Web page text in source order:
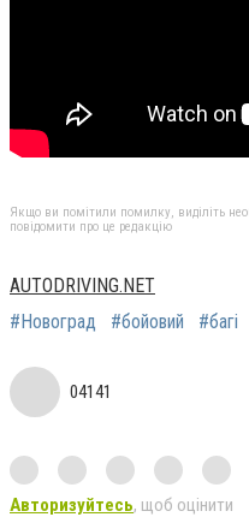
Якщо ви помітили помилку, виділіть
повідомити про це редакцію
AUTODRIVING.NET
#Новоград
#бойовий #багі
04141
Авторизуйтесь, щоб оцінити